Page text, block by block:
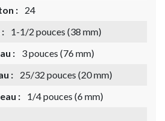
:
24
1-1/2 pouces (38 mm)
:
3 pouces (76 mm)
:
25/32 pouces (20 mm)
:
1/4 pouces (6 mm)